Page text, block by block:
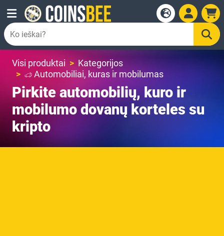
Visi produktai
Kategorijos
Automobiliai, kuras ir mobilumas
Pirkite automobilių, kuro ir
mobilumo dovanų korteles su
kripto